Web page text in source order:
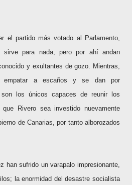
el partido más votado al Parlamento,
para nada, pero por ahí andan
y exultantes de gozo. Mientras,
empatar a escaños y se dan por
los únicos capaces de reunir los
Rivero sea investido nuevamente
de Canarias, por tanto alborozados
han sufrido un varapalo impresionante,
la enormidad del desastre socialista